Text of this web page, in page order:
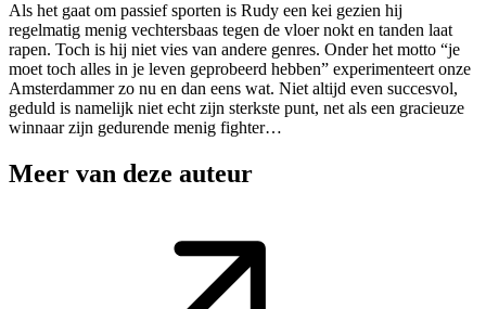
Als het gaat om passief sporten is Rudy een kei gezien hij
regelmatig menig vechtersbaas tegen de vloer nokt en tanden laat
rapen. Toch is hij niet vies van andere genres. Onder het motto “je
moet toch alles in je leven geprobeerd hebben” experimenteert onze
Amsterdammer zo nu en dan eens wat. Niet altijd even succesvol,
geduld is namelijk niet echt zijn sterkste punt, net als een gracieuze
winnaar zijn gedurende menig fighter…
Meer van deze auteur